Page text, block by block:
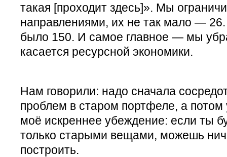
такая [проходит здесь]». Мы
направлениями, их не так мало —
было 150. И самое главное — мы
касается ресурсной экономики.
Нам говорили: надо сначала
проблем в старом портфеле, а потом
моё искреннее убеждение: если ты
только старыми вещами, можешь
построить.